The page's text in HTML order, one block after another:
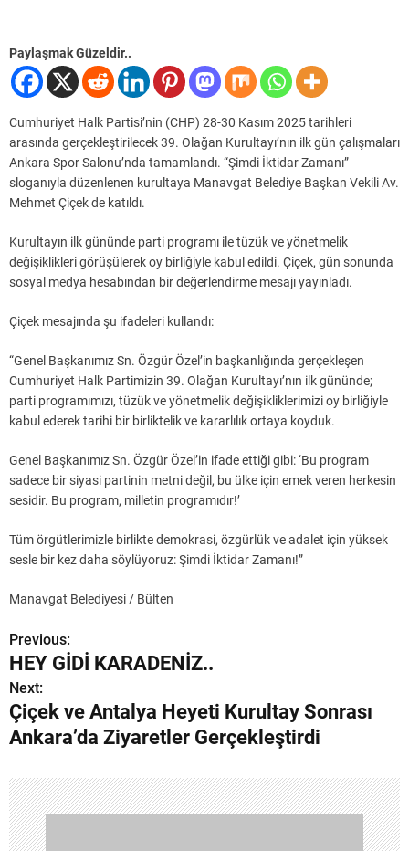
Paylaşmak Güzeldir..
Cumhuriyet Halk Partisi’nin (CHP) 28-30 Kasım 2025 tarihleri
arasında gerçekleştirilecek 39. Olağan Kurultayı’nın ilk gün çalışmaları
Ankara Spor Salonu’nda tamamlandı. “Şimdi İktidar Zamanı”
sloganıyla düzenlenen kurultaya Manavgat Belediye Başkan Vekili Av.
Mehmet Çiçek de katıldı.
Kurultayın ilk gününde parti programı ile tüzük ve yönetmelik
değişiklikleri görüşülerek oy birliğiyle kabul edildi. Çiçek, gün sonunda
sosyal medya hesabından bir değerlendirme mesajı yayınladı.
Çiçek mesajında şu ifadeleri kullandı:
“Genel Başkanımız Sn. Özgür Özel’in başkanlığında gerçekleşen
Cumhuriyet Halk Partimizin 39. Olağan Kurultayı’nın ilk gününde;
parti programımızı, tüzük ve yönetmelik değişikliklerimizi oy birliğiyle
kabul ederek tarihi bir birliktelik ve kararlılık ortaya koyduk.
Genel Başkanımız Sn. Özgür Özel’in ifade ettiği gibi: ‘Bu program
sadece bir siyasi partinin metni değil, bu ülke için emek veren herkesin
sesidir. Bu program, milletin programıdır!’
Tüm örgütlerimizle birlikte demokrasi, özgürlük ve adalet için yüksek
sesle bir kez daha söylüyoruz: Şimdi İktidar Zamanı!”
Manavgat Belediyesi / Bülten
Y
a
z
ı
g
e
Previous:
HEY GİDİ KARADENİZ..
Next:
Çiçek ve Antalya Heyeti Kurultay Sonrası
Ankara’da Ziyaretler Gerçekleştirdi